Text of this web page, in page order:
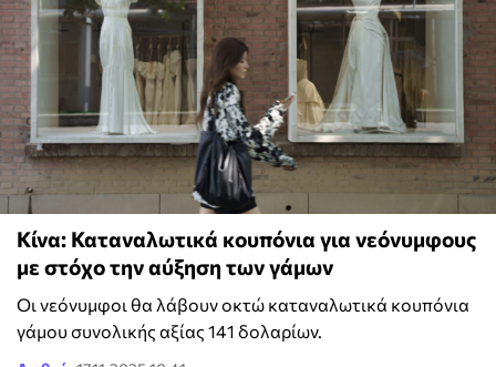
Κίνα: Καταναλωτικά κουπόνια για νεόνυμφους
με στόχο την αύξηση των γάμων
Οι νεόνυμφοι θα λάβουν οκτώ καταναλωτικά κουπόνια
γάμου συνολικής αξίας 141 δολαρίων.